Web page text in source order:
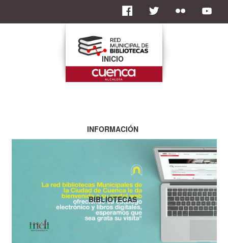
INICIO
INFORMACIÓN
BIBLIOTECAS